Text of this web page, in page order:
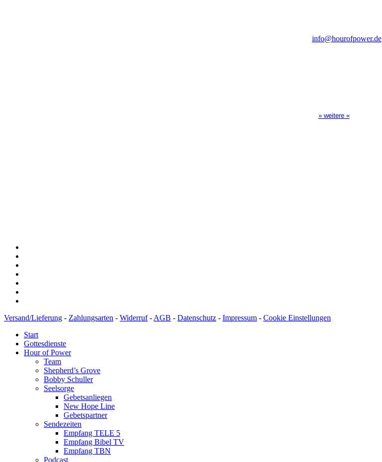
info@hourofpower.de
» weitere «
Versand/Lieferung - Zahlungsarten - Widerruf- AGB - Datenschutz - Impressum - Cookie Einstellungen
Start
Gottesdienste
Hour of Power
Team
Shepherd’s Grove
Bobby Schuller
Seelsorge
Gebetsanliegen
New Hope Line
Gebetspartner
Sendezeiten
Empfang TELE 5
Empfang Bibel TV
Empfang TBN
Podcast